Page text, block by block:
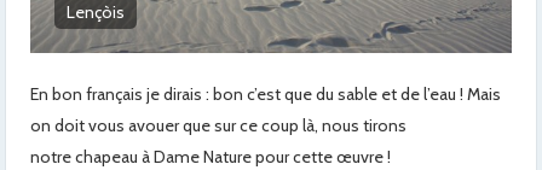
La rencontre de la forêt et des dunes
En bon français je dirais : bon c’est que du sable et de l’eau ! Mais
on doit vous avouer que sur ce coup là, nous tirons
notre chapeau à Dame Nature pour cette œuvre !